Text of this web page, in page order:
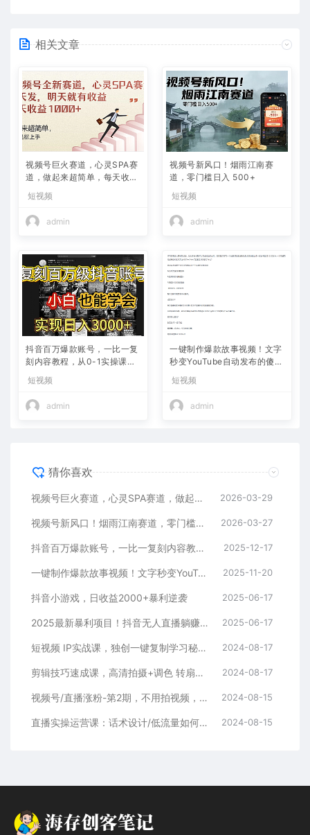
相关文章
视频号巨火赛道，心灵SPA赛
道，做起来超简单，每天收益
800+
短视频
admin
视频号新风口！烟雨江南赛
道，零门槛日入 500+
短视频
admin
抖音百万爆款账号，一比一复
刻内容教程，从0-1实操课，
入10w+
短视频
admin
一键制作爆款故事视频！文字
秒变YouTube自动发布的傻瓜
短视频
admin
猜你喜欢
视频号巨火赛道，心灵SPA赛道，做起来超简单，每天收益800+ 2026-03-29
视频号新风口！烟雨江南赛道，零门槛日入 500+ 2026-03-27
抖音百万爆款账号，一比一复刻内容教程，从0-1实操课，小白也能学会，复制爆款，月入10w+ 2025-12-17
一键制作爆款故事视频！文字秒变YouTube自动发布的傻瓜式教程 2025-11-20
抖音小游戏，日收益2000+暴利逆袭 2025-06-17
2025最新暴利项目！抖音无人直播躺赚攻略！抖音无人直播3.0玩法！0门槛… 2025-06-17
短视频 IP实战课，独创一键复制学习秘籍，转战新领域，月赚五万轻松行 2024-08-17
剪辑技巧速成课，高清拍摄+调色 转扇子，建筑-抠图精通，新手秒变剪辑专家 2024-08-17
视频号/直播涨粉-第2期，不用拍视频，不用卖货，在直播间做菜，就可以搞钱 2024-08-15
直播实操运营课：话术设计/低流量如何提升/话术框架/全场燃爆/非常干货 2024-08-15